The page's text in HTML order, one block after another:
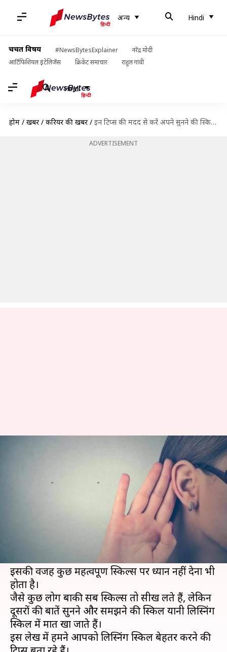
अन्य Hindi
चर्चित विषय #NewsBytesExplainer
नरेंद्र मोदी
आर्टिफिशियल इंटेलिजेंस
क्रिकेट समाचार राहुल गांधी
Hindi
होम / खबरें / करियर की खबरें / इन टिप्स की मदद से करें अपने सुनने की स्किल में सुधार
ADVERTISEMENT
इन टिप्स की मदद से करें अपने सुनने
09:30 pm
अपने करियर को ऊंचाईंयों पर पहुंचाने के लिए ज्यादातर
लोग कई स्किल्स डेवलप कर लेते हैं, लेकिन इसके बाद भी
वे सफलता प्राप्त नहीं कर पाते।
इसकी वजह कुछ महत्वपूर्ण स्किल्स पर ध्यान नहीं देना भी
होता है।
जैसे कुछ लोग बाकी सब स्किल्स तो सीख लते हैं, लेकिन
दूसरों की बातें सुनने और समझने की स्किल यानी लिस्निंग
स्किल में मात खा जाते हैं।
इस लेख में हमने आपको लिस्निंग स्किल बेहतर करने की